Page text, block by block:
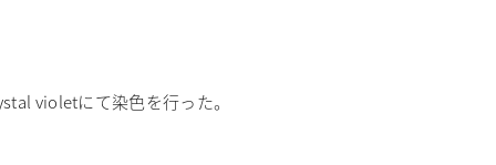
violetにて染色を行った。